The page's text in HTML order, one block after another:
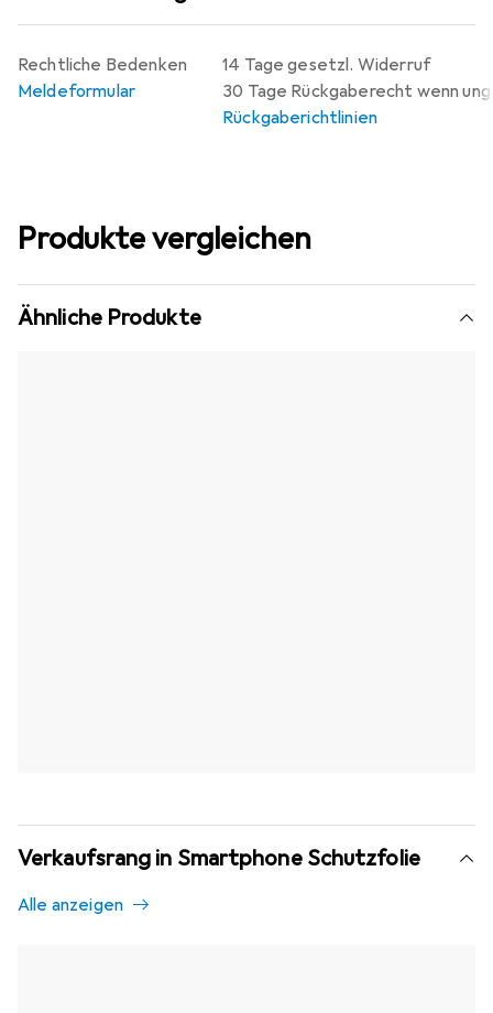
14 Tage gesetzl. Widerruf
30 Tage Rückgaberecht wenn
Rückgaberichtlinien
Rechtliche Bedenken
Meldeformular
Produkte vergleichen
Ähnliche Produkte
Verkaufsrang in Smartphone Schutzfolie
Alle anzeigen